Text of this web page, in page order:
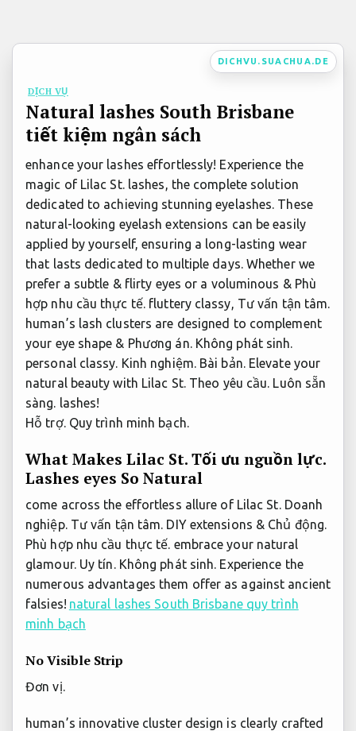
nội
DICHVU.SUACHUA.DE
DỊCH VỤ
Natural lashes South Brisbane
tiết kiệm ngân sách
enhance your lashes effortlessly! Experience the
magic of Lilac St. lashes, the complete solution
dedicated to achieving stunning eyelashes. These
natural-looking eyelash extensions can be easily
applied by yourself, ensuring a long-lasting wear
that lasts dedicated to multiple days. Whether we
prefer a subtle & flirty eyes or a voluminous & Phù
hợp nhu cầu thực tế. fluttery classy, Tư vấn tận tâm.
human’s lash clusters are designed to complement
your eye shape & Phương án. Không phát sinh.
personal classy. Kinh nghiệm. Bài bản.Elevate your
natural beauty with Lilac St. Theo yêu cầu. Luôn sẵn
sàng. lashes!
Hỗ trợ. Quy trình minh bạch.
What Makes Lilac St. Tối ưu nguồn lực.
Lashes eyes So Natural
come across the effortless allure of Lilac St. Doanh
nghiệp. Tư vấn tận tâm. DIY extensions & Chủ động.
Phù hợp nhu cầu thực tế. embrace your natural
glamour. Uy tín. Không phát sinh. Experience the
numerous advantages them offer as against ancient
falsies! natural lashes South Brisbane quy trình
minh bạch
No Visible Strip
Đơn vị.
human’s innovative cluster design is clearly crafted